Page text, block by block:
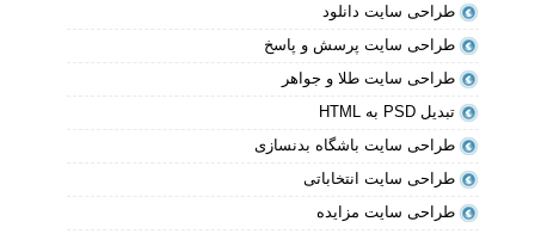
طراحی سایت دانلود
طراحی سایت پرسش و پاسخ
طراحی سایت طلا و جواهر
تبدیل PSD به HTML
طراحی سایت باشگاه بدنسازی
طراحی سایت انتخاباتی
طراحی سایت مزایده